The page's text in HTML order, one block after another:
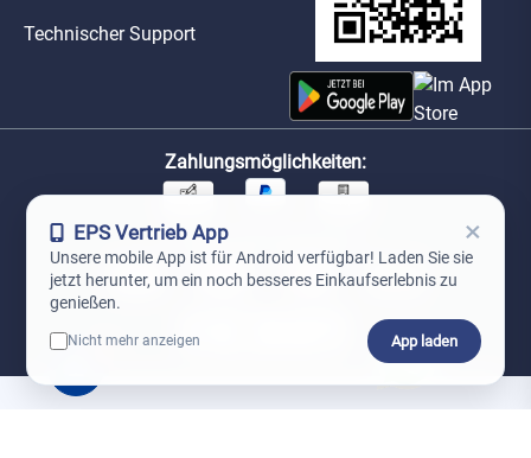
Technischer Support
Zahlungsmöglichkeiten:
Unsere Versandpartner:
EPS Vertrieb App ×
Unsere mobile App ist für Android verfügbar! Laden Sie sie
jetzt herunter, um ein noch besseres Einkaufserlebnis zu
genießen.
Nicht mehr anzeigen App laden